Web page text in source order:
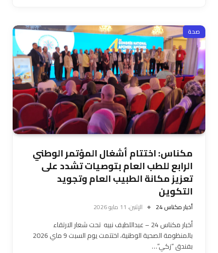
صحة
مكناس: اختتام أشغال المؤتمر الوطني
الرابع للطب العام بتوصيات تشدد على
تعزيز مكانة الطبيب العام وتجويد
التكوين
أخبار مكناس 24 الإثنين، 11 مايو 2026
أخبار مكناس 24 – عبداللطيف نبيه ​تحت شعار الارتقاء
بالمنظومة الصحية الوطنية، اختتمت يوم السبت 9 ماي 2026
بفندق “زكي”…